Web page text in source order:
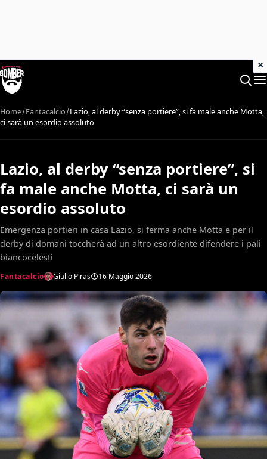
Home Fantacalcio Lazio, al derby “senza portiere”, si fa male anche Motta,
ci sarà un esordio assoluto
Lazio, al derby “senza portiere”, si
fa male anche Motta, ci sarà un
esordio assoluto
Emergenza portieri in casa Lazio, si ferma anche Motta e per il
derby di domani toccherà ad un altro esordiente difendere i pali
biancocelesti
Fantacalcio Giulio Piras 16 Maggio 2026
×